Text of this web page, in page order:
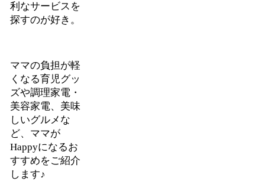
利なサービスを
探すのが好き。
ママの負担が軽
くなる育児グッ
ズや調理家電・
美容家電、美味
しいグルメな
ど、ママが
Happyになるお
すすめをご紹介
します♪